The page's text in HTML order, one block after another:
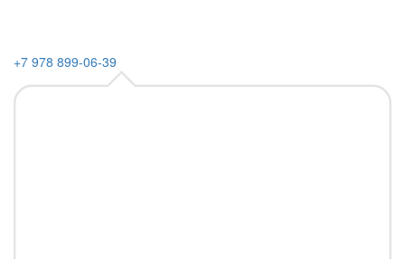
+7 978 899-06-39